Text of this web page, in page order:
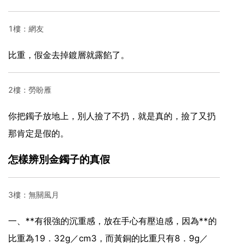
1樓：網友
比重，假金去掉鍍層就露餡了。
2樓：勞盼雁
你把鐲子放地上，別人撿了不扔，就是真的，撿了又扔
那肯定是假的。
怎樣辨別金鐲子的真假
3樓：無關風月
一、**有很強的沉重感，放在手心有壓迫感，因為**的
比重為19．32g／cm3，而黃銅的比重只有8．9g／